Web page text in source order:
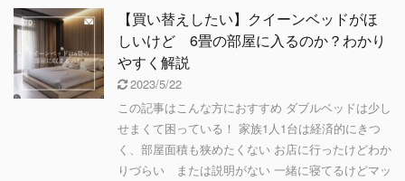
【買い替えしたい】クイーンベッドがほ
しいけど 6畳の部屋に入るのか？わかり
やすく解説
2023/5/22
この記事はこんな方におすすめ ダブルベッドは少し
せまくて困っている！ 家族1人1台は経済的にきつ
く、部屋面積も狭めたくない お店に行ったけどわか
りづらい または説明がない 一緒に寝てるけどマッ